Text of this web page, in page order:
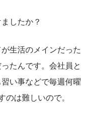
したか？
生活のメインだった
たんです。会社員と
い事などで毎週何曜
は難しいので。